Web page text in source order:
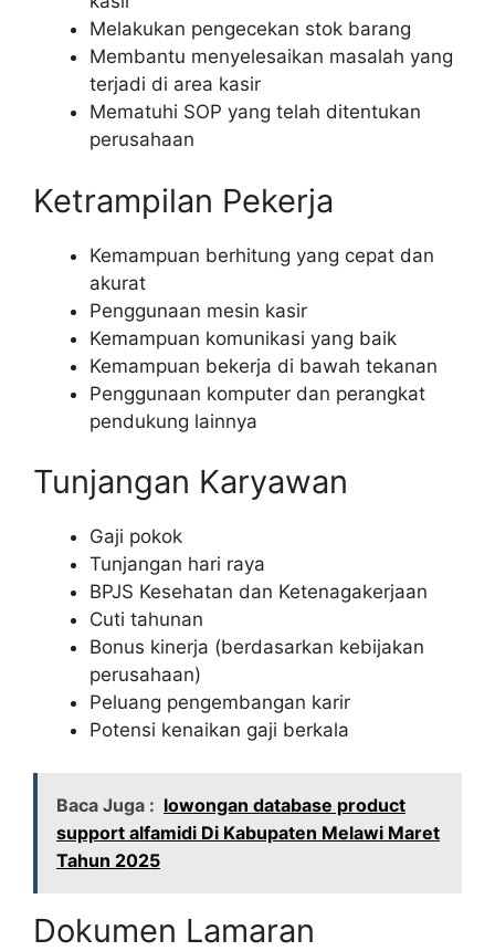
Melakukan pengecekan stok barang
Membantu menyelesaikan masalah yang
terjadi di area kasir
Mematuhi SOP yang telah ditentukan
perusahaan
Ketrampilan Pekerja
Kemampuan berhitung yang cepat dan
akurat
Penggunaan mesin kasir
Kemampuan komunikasi yang baik
Kemampuan bekerja di bawah tekanan
Penggunaan komputer dan perangkat
pendukung lainnya
Tunjangan Karyawan
Gaji pokok
Tunjangan hari raya
BPJS Kesehatan dan Ketenagakerjaan
Cuti tahunan
Bonus kinerja (berdasarkan kebijakan
perusahaan)
Peluang pengembangan karir
Potensi kenaikan gaji berkala
Baca Juga : lowongan database product
support alfamidi Di Kabupaten Melawi Maret
Tahun 2025
Dokumen Lamaran